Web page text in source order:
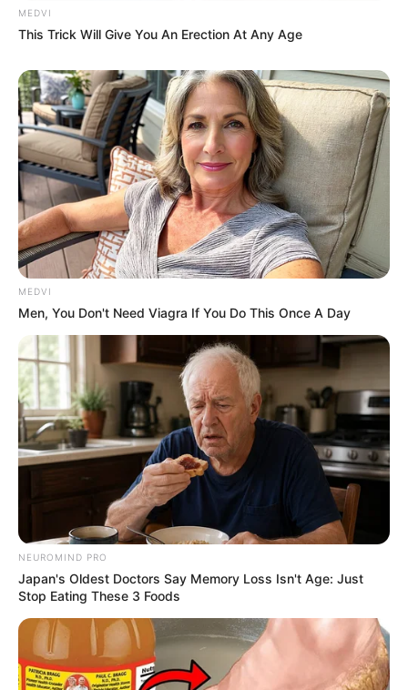
MEDVI
This Trick Will Give You An Erection At Any Age
MEDVI
Men, You Don't Need Viagra If You Do This Once A Day
NEUROMIND PRO
Japan's Oldest Doctors Say Memory Loss Isn't Age: Just
Stop Eating These 3 Foods